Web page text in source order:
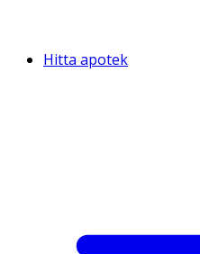
Hitta apotek